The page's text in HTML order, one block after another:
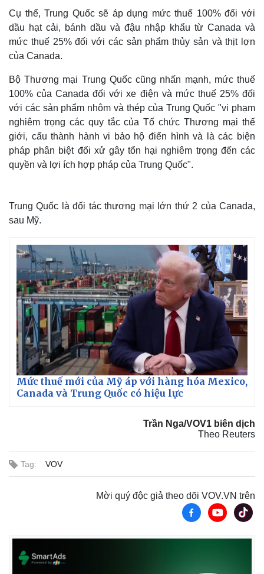
Thế giới
Multimedia
Ảnh
Cụ thể, Trung Quốc sẽ áp dụng mức thuế 100% đối với
dầu hạt cải, bánh dầu và đậu nhập khẩu từ Canada và
mức thuế 25% đối với các sản phẩm thủy sản và thịt lợn
của Canada.
Bộ Thương mại Trung Quốc cũng nhấn mạnh, mức thuế
100% của Canada đối với xe điện và mức thuế 25% đối
với các sản phẩm nhôm và thép của Trung Quốc "vi phạm
nghiêm trọng các quy tắc của Tổ chức Thương mại thế
giới, cấu thành hành vi bảo hộ điển hình và là các biện
pháp phân biệt đối xử gây tổn hại nghiêm trọng đến các
quyền và lợi ích hợp pháp của Trung Quốc".
Trung Quốc là đối tác thương mại lớn thứ 2 của Canada,
sau Mỹ.
Mức thuế mới của Mỹ áp với hàng hóa Mexico,
Canada và Trung Quốc có hiệu lực
Trần Nga/VOV1 biên dịch
Theo Reuters
Tag: VOV
Mời quý độc giả theo dõi VOV.VN trên